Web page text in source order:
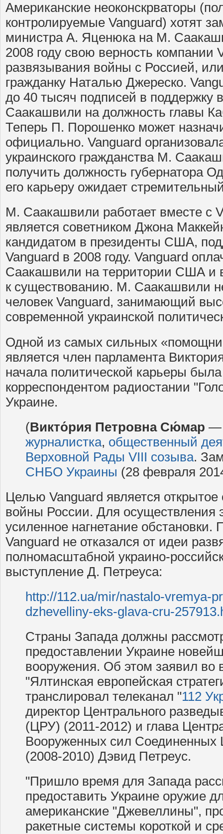
Американские неоконскрваторы
контролируемые Vanguard) хотят
министра А. Яценюка на М.
2008 году свою верность компании
развязывания войны с Россией,
гражданку Наталью Джереско.
до 40 тысяч подписей в
Саакашвили на должность главы
Теперь П. Порошенко может
официально. Vanguard
украинского гражданства М.
получить должность губернатора
его карьеру ожидает
М. Саакашвили работает вместе с
является советником Джона
кандидатом в президенты США,
Vanguard в 2008 году. Vanguard
Саакашвили на территории США и
к существованию. М. Саакашвили
человек Vanguard, занимающий
современной украинской
Одной из самых сильных
является член парламента
начала политической карьеры
корреспондентом радиостании
Украине.
(Викто́рия Петровна Сю́мар
журналистка, общественный
Верховной Рады VIII созыва.
СНБО Украины (28 февраля
Целью Vanguard является
войны России. Для осуществления
усиленное нагнетание обстановки.
Vanguard не отказался от идеи
полномасштабной украино-
выступление Д. Петреуса:
http://112.ua/mir/nastalo-vremya-
dzhevelliny-eks-glava-cru-
Страны Запада должны
предоставлении Украине
вооружения. Об этом заявил во
"Ялтинская европейская
транслировал телеканал "112
директор Центрального
(ЦРУ) (2011-2012) и глава
Вооруженных сил
(2008-2010) Дэвид Петреус.
"Пришло время для Запада
предоставить Украине оружие
американские "Джевеллины",
ракетные системы короткой и